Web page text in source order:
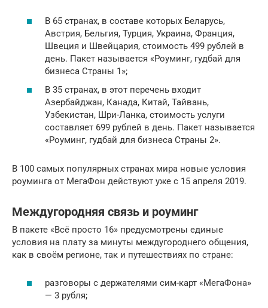
В 65 странах, в составе которых Беларусь,
Австрия, Бельгия, Турция, Украина, Франция,
Швеция и Швейцария, стоимость 499 рублей в
день. Пакет называется «Роуминг, гудбай для
бизнеса Страны 1»;
В 35 странах, в этот перечень входит
Азербайджан, Канада, Китай, Тайвань,
Узбекистан, Шри-Ланка, стоимость услуги
составляет 699 рублей в день. Пакет называется
«Роуминг, гудбай для бизнеса Страны 2».
В 100 самых популярных странах мира новые условия
роуминга от МегаФон действуют уже с 15 апреля 2019.
Междугородняя связь и роуминг
В пакете «Всё просто 16» предусмотрены единые
условия на плату за минуты междугороднего общения,
как в своём регионе, так и путешествиях по стране:
разговоры с держателями сим-карт «МегаФона»
— 3 рубля;